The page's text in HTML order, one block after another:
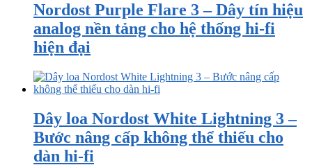
Nordost Purple Flare 3 – Dây tín hiệu
analog nền tảng cho hệ thống hi-fi
hiện đại
Dây loa Nordost White Lightning 3 –
Bước nâng cấp không thể thiếu cho
dàn hi-fi